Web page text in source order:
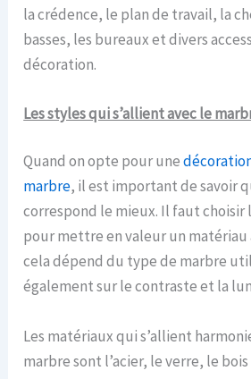
la crédence, le plan de travail, la
basses, les bureaux et divers
décoration.
Les styles qui s’allient avec le
Quand on opte pour une
marbre, il est important de savoir
correspond le mieux. Il faut choisir
pour mettre en valeur un matériau
cela dépend du type de marbre
également sur le contraste et la
Les matériaux qui s’allient
marbre sont l’acier, le verre, le